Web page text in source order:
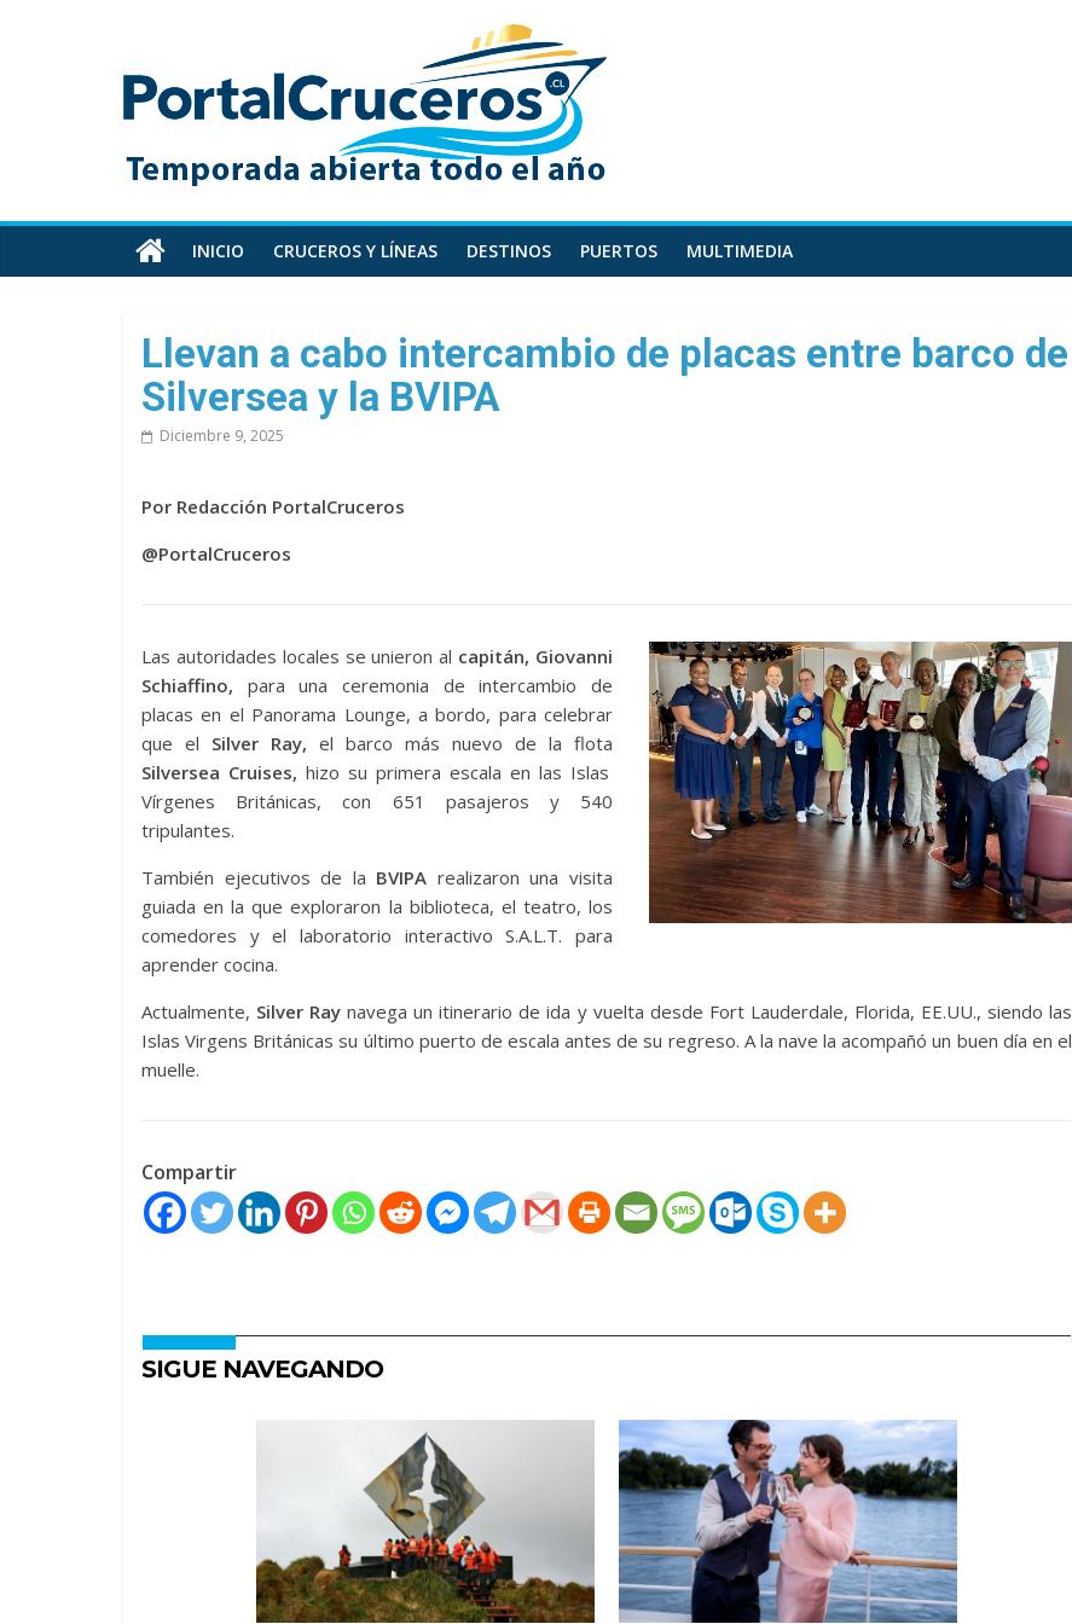
PortalCruceros
Toda
información
cruceros
en
un
sitio
INICIO CRUCEROS Y LÍNEAS DESTINOS PUERTOS MULTIMEDIA
Llevan a cabo intercambio de placas entre barco de
Silversea y la BVIPA
Diciembre 9, 2025
Por Redacción PortalCruceros
@PortalCruceros
Las autoridades locales se unieron al capitán, Giovanni
Schiaffino, para una ceremonia de intercambio de
placas en el Panorama Lounge, a bordo, para celebrar
que el Silver Ray, el barco más nuevo de la flota
Silversea Cruises, hizo su primera escala en las Islas
Vírgenes Británicas, con 651 pasajeros y 540
tripulantes.
También ejecutivos de la BVIPA realizaron una visita
guiada en la que exploraron la biblioteca, el teatro, los
comedores y el laboratorio interactivo S.A.L.T. para
aprender cocina.
Actualmente, Silver Ray navega un itinerario de ida y vuelta desde Fort Lauderdale, Florida, EE.UU., siendo las
Islas Virgens Británicas su último puerto de escala antes de su regreso. A la nave la acompañó un buen día en el
muelle.
Compartir
SIGUE NAVEGANDO